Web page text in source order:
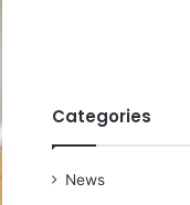
Categories
News